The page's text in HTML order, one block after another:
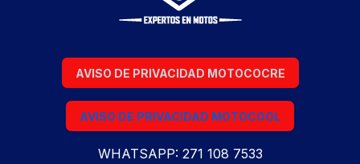
AVISO DE PRIVACIDAD MOTOCOCRE
AVISO DE PRIVACIDAD MOTOCOOL
WHATSAPP: 271 108 7533